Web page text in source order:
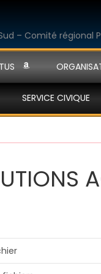
SERVICE CIVIQUE